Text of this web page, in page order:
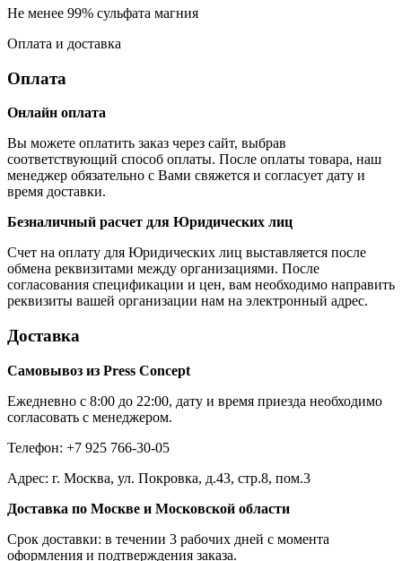
Не менее 99% сульфата магния
Оплата и доставка
Оплата
Онлайн оплата
Вы можете оплатить заказ через сайт, выбрав
соответствующий способ оплаты. После оплаты товара, наш
менеджер обязательно с Вами свяжется и согласует дату и
время доставки.
Безналичный расчет для Юридических лиц
Счет на оплату для Юридических лиц выставляется после
обмена реквизитами между организациями. После
согласования спецификации и цен, вам необходимо направить
реквизиты вашей организации нам на электронный адрес.
Доставка
Самовывоз из Press Concept
Ежедневно с 8:00 до 22:00, дату и время приезда необходимо
согласовать с менеджером.
Телефон: +7 925 766-30-05
Адрес: г. Москва, ул. Покровка, д.43, стр.8, пом.3
Доставка по Москве и Московской области
Срок доставки: в течении 3 рабочих дней с момента
оформления и подтверждения заказа.